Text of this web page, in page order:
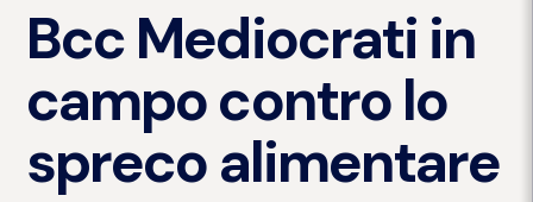
Bcc Mediocrati in
campo contro lo
spreco alimentare